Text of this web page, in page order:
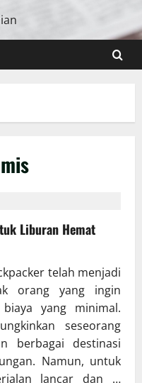
Liburan Hemat
telah menjadi
orang yang ingin
yang minimal.
seseorang
berbagai destinasi
Namun, untuk
lancar dan …